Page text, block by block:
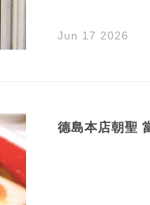
Jun 17 2026
德島本店朝聖